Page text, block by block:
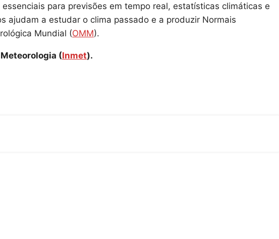
para previsões em tempo real, estatísticas climáticas e
ajudam a estudar o clima passado e a produzir Normais
Mundial (OMM).
(Inmet).